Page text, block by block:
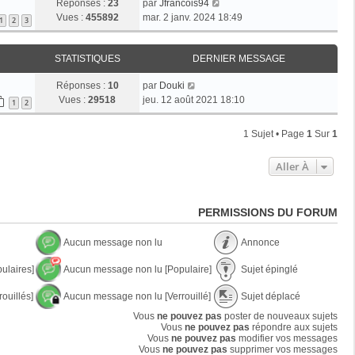
1 2 3
Réponses : 23
Vues : 455892
par Jfrancois94
mar. 2 janv. 2024 18:49
STATISTIQUES DERNIER MESSAGE
1 2
Réponses : 10
Vues : 29518
par Douki
jeu. 12 août 2021 18:10
1 Sujet • Page 1 Sur 1
Aller À
PERMISSIONS DU FORUM
u
u
Aucun message non lu
u
Aucun message non lu [Populaire]
Aucun message non lu [Verrouillé]
n
o
c
e
Annonce
u
e
t
é
Sujet épinglé
S
u
j
e
Sujet déplacé
Vous ne pouvez pas poster de nouveaux sujets
Vous ne pouvez pas répondre aux sujets
Vous ne pouvez pas modifier vos messages
Vous ne pouvez pas supprimer vos messages